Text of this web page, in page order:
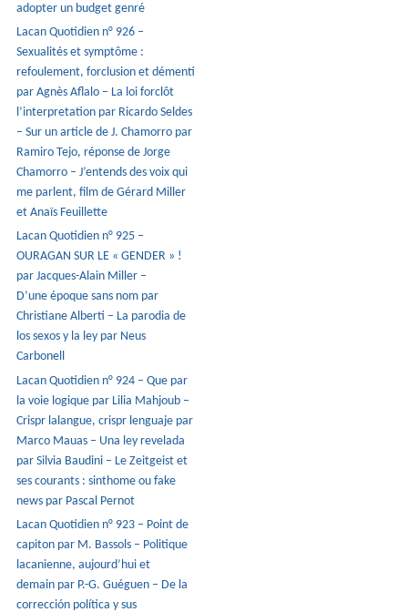
adopter un budget genré
Lacan Quotidien n° 926 –
Sexualités et symptôme :
refoulement, forclusion et démenti
par Agnès Aflalo – La loi forclôt
l’interpretation par Ricardo Seldes
– Sur un article de J. Chamorro par
Ramiro Tejo, réponse de Jorge
Chamorro – J’entends des voix qui
me parlent, film de Gérard Miller
et Anaïs Feuillette
Lacan Quotidien n° 925 –
OURAGAN SUR LE « GENDER » !
par Jacques-Alain Miller –
D’une époque sans nom par
Christiane Alberti – La parodia de
los sexos y la ley par Neus
Carbonell
Lacan Quotidien n° 924 – Que par
la voie logique par Lilia Mahjoub –
Crispr lalangue, crispr lenguaje par
Marco Mauas – Una ley revelada
par Silvia Baudini – Le Zeitgeist et
ses courants : sinthome ou fake
news par Pascal Pernot
Lacan Quotidien n° 923 – Point de
capiton par M. Bassols – Politique
lacanienne, aujourd’hui et
demain par P.-G. Guéguen – De la
corrección política y sus